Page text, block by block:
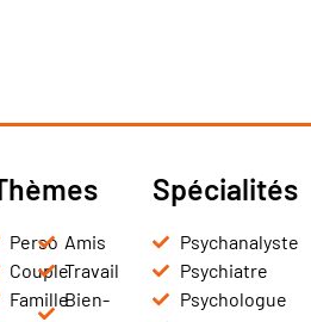
Perso
Couple
Famille
Amis
Travail
Bien-
Spécialités
Psychanalyste
Psychiatre
Psychologue